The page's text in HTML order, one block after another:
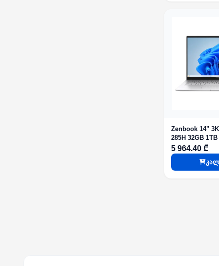
Zenbook 14" 3K
285H 32GB
Graphics DOS
5 964.40 ₾